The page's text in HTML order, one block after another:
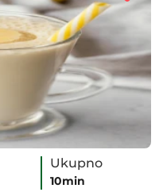
Ukupno
10min